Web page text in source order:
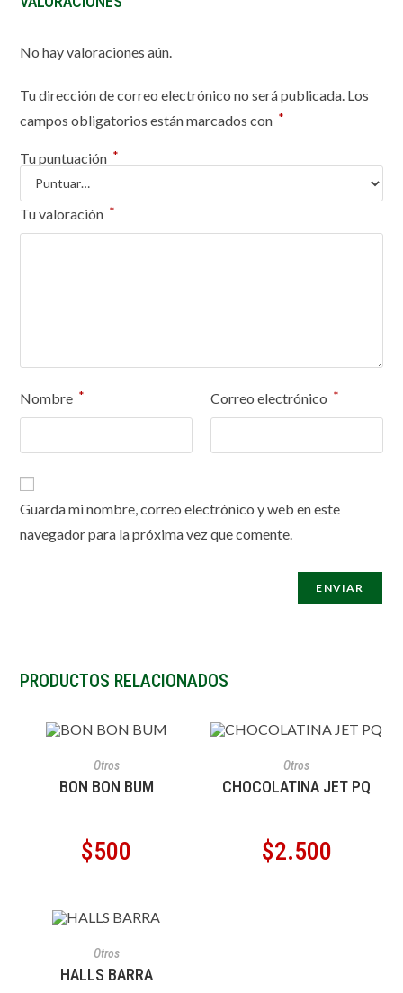
No hay valoraciones aún.
Tu dirección de correo electrónico no será publicada. Los
campos obligatorios están marcados con *
Tu puntuación *
Tu valoración *
Nombre * Correo electrónico *
Guarda mi nombre, correo electrónico y web en este
navegador para la próxima vez que comente.
PRODUCTOS RELACIONADOS
Otros
BON BON BUM
$500
Otros
CHOCOLATINA JET PQ
$2.500
Otros
HALLS BARRA